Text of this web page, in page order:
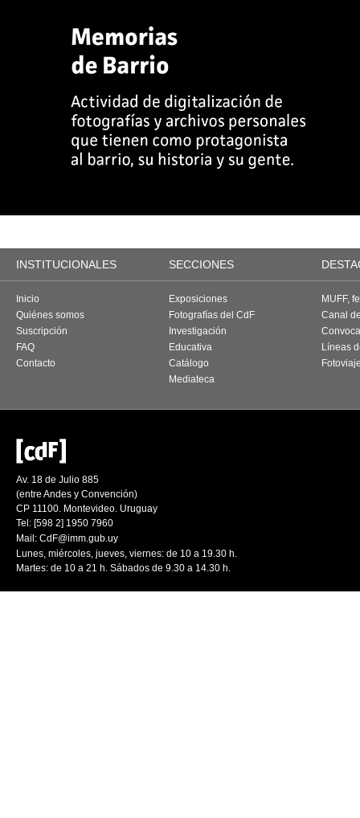
INSTITUCIONALES SECCIONES
Inicio
Quiénes somos
Suscripción
FAQ
Contacto
Exposiciones
Fotografías del CdF
Investigación
Educativa
Catálogo
Mediateca
MUFF,
Canal
Líneas
Av. 18 de Julio 885
(entre Andes y Convención)
CP 11100. Montevideo. Uruguay
Tel: [598 2] 1950 7960
Mail: CdF@imm.gub.uy
Lunes, miércoles, jueves, viernes: de 10 a 19.30 h.
Martes: de 10 a 21 h. Sábados de 9.30 a 14.30 h.